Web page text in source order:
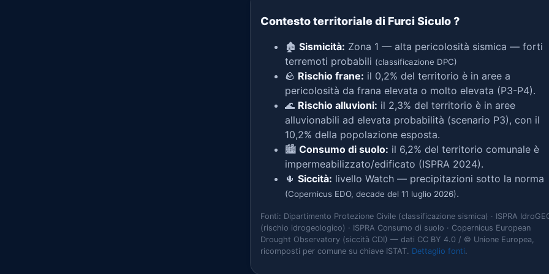
Contesto territoriale di Furci Siculo?
🏚️ Sismicità: Zona 1 — alta pericolosità sismica — forti
terremoti probabili (classificazione DPC)
🪨 Rischio frane: il 0,2% del territorio è in aree a
pericolosità da frana elevata o molto elevata (P3-P4).
🌊 Rischio alluvioni: il 2,3% del territorio è in aree
alluvionabili ad elevata probabilità (scenario P3), con il
10,2% della popolazione esposta.
🏙️ Consumo di suolo: il 6,2% del territorio comunale è
impermeabilizzato/edificato (ISPRA 2024).
🌵 Siccità: livello Watch — precipitazioni sotto la norma
(Copernicus EDO, decade del 11 luglio 2026).
Fonti: Dipartimento Protezione Civile (classificazione sismica) · ISPRA
(rischio idrogeologico) · ISPRA Consumo di suolo · Copernicus European
Drought Observatory (siccità CDI) — dati CC BY 4.0 / © Unione Europea,
ricomposti per comune su chiave ISTAT. Dettaglio fonti.